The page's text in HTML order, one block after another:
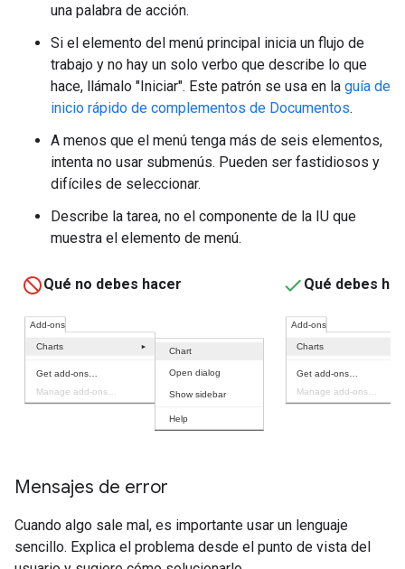
una palabra de acción.
Si el elemento del menú principal inicia un flujo de
trabajo y no hay un solo verbo que describe lo que
hace, llámalo "Iniciar". Este patrón se usa en la guía de
inicio rápido de complementos de Documentos.
A menos que el menú tenga más de seis elementos,
intenta no usar submenús. Pueden ser fastidiosos y
difíciles de seleccionar.
Describe la tarea, no el componente de la IU que
muestra el elemento de menú.
Qué no debes hacer Qué debes
Mensajes de error
Cuando algo sale mal, es importante usar un lenguaje
sencillo. Explica el problema desde el punto de vista del